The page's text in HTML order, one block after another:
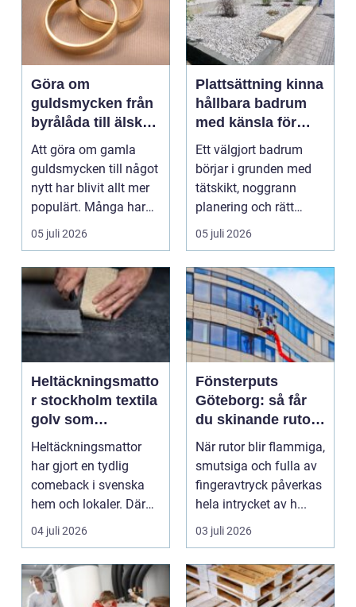
Göra om
guldsmycken från
byrålåda till älskad
favorit
Att göra om gamla
guldsmycken till något
nytt har blivit allt mer
populärt. Många har
ärvda ringar, ...
05 juli 2026
Plattsättning kinna
hållbara badrum
med känsla för
detaljer
Ett välgjort badrum
börjar i grunden med
tätskikt, noggrann
planering och rätt
plattsättning. När k...
05 juli 2026
Heltäckningsmatto
r stockholm textila
golv som
förändrar rummet
Heltäckningsmattor
har gjort en tydlig
comeback i svenska
hem och lokaler. Där
de tidigare sågs som ...
04 juli 2026
Fönsterputs
Göteborg: så får
du skinande rutor
året runt
När rutor blir flammiga,
smutsiga och fulla av
fingeravtryck påverkas
hela intrycket av h...
03 juli 2026